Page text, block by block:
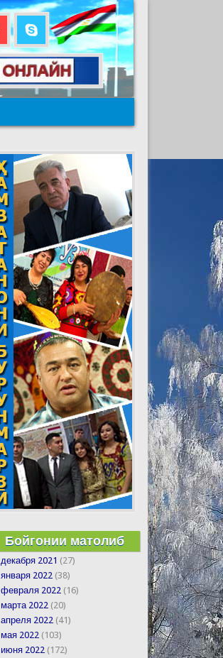
Бойгонии матолиб
декабря 2021 (27)
января 2022 (38)
февраля 2022 (16)
марта 2022 (20)
апреля 2022 (41)
мая 2022 (103)
июня 2022 (172)